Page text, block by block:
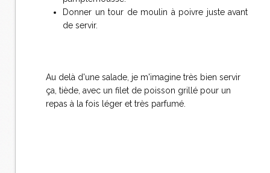
Donner un tour de moulin à poivre juste avant
de servir.
Au delà d'une salade, je m'imagine très bien servir
ça, tiède, avec un filet de poisson grillé pour un
repas à la fois léger et très parfumé.